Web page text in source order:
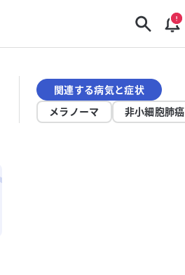
関連する病気と症状
メラノーマ
非小細胞肺癌